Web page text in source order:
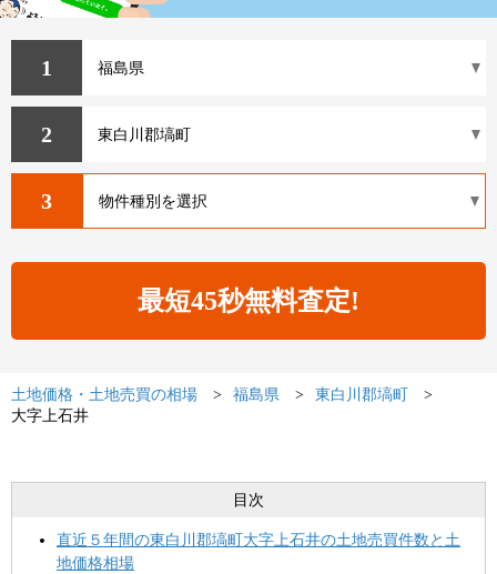
1
2
3
土地価格・土地売買の相場 福島県
東白川郡塙町
大字上石井
目次
直近５年間の東白川郡塙町大字上石井の土地売買件数と土
地価格相場